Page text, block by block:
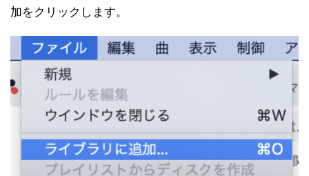
加をクリックします。